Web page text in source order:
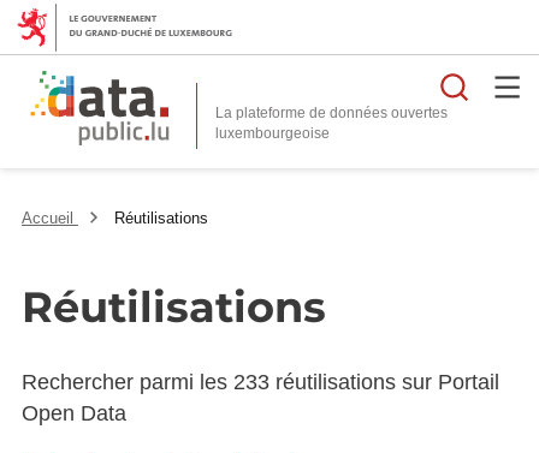
La plateforme de données ouvertes
Accueil Réutilisations
Réutilisations
Rechercher parmi les 233 réutilisations sur Portail
Open Data